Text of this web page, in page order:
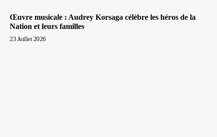
Œuvre musicale : Audrey Korsaga célèbre les héros de la
Nation et leurs familles
23 Juillet 2026